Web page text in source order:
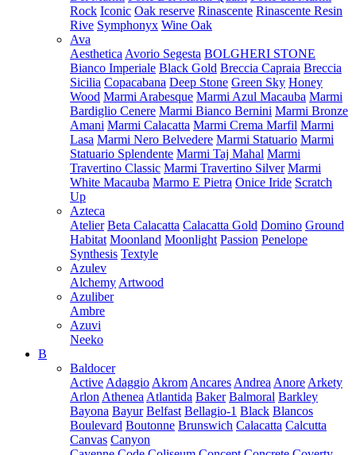
Rock Iconic Oak reserve Rinascente Rinascente Resin
Rive Symphonyx Wine Oak
Ava
Aesthetica Avorio Segesta BOLGHERI STONE
Bianco Imperiale Black Gold Breccia Capraia Breccia
Sicilia Copacabana Deep Stone Green Sky Honey
Wood Marmi Arabesque Marmi Azul Macauba Marmi
Bardiglio Cenere Marmi Bianco Bernini Marmi Bronze
Amani Marmi Calacatta Marmi Crema Marfil Marmi
Lasa Marmi Nero Belvedere Marmi Statuario Marmi
Statuario Splendente Marmi Taj Mahal Marmi
Travertino Classic Marmi Travertino Silver Marmi
White Macauba Marmo E Pietra Onice Iride Scratch
Up
Azteca
Atelier Beta Calacatta Calacatta Gold Domino Ground
Habitat Moonland Moonlight Passion Penelope
Synthesis Textyle
Azulev
Alchemy Artwood
Azuliber
Ambre
Azuvi
Neeko
B
Baldocer
Active Adaggio Akrom Ancares Andrea Anore Arkety
Arlon Athenea Atlantida Baker Balmoral Barkley
Bayona Bayur Belfast Bellagio-1 Black Blancos
Boulevard Boutonne Brunswich Calacatta Calcutta
Canvas Canyon